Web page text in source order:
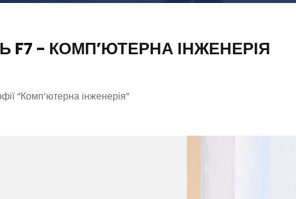
F7 - КОМП’ЮТЕРНА ІНЖЕНЕРІЯ
“Комп’ютерна інженерія”